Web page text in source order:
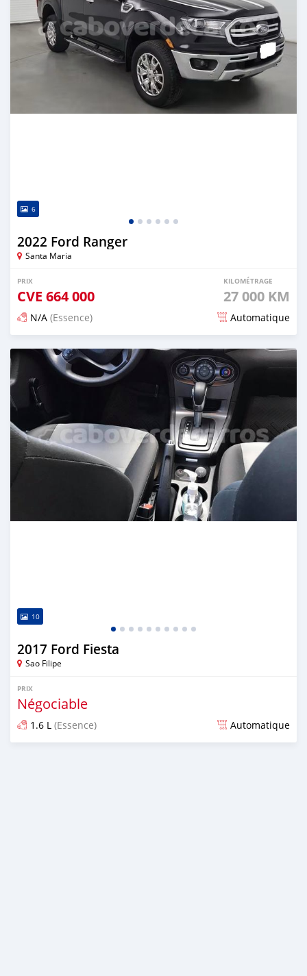
6
2022 Ford Ranger
Santa Maria
PRIX
CVE 664 000
KILOMÉTRAGE
27 000 KM
N/A (Essence) Automatique
Publié il y a 5 mois
10
2017 Ford Fiesta
Sao Filipe
PRIX
Négociable
1.6 L (Essence) Automatique